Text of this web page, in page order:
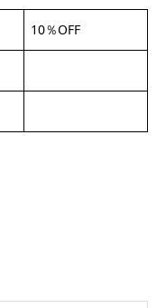
10％OFF